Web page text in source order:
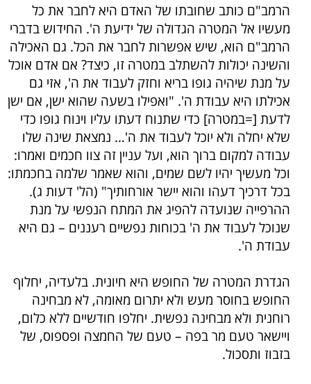
הרמב"ם כותב שחובתו של האדם היא לחבר את כל
מעשיו אל המטרה הגדולה של ידיעת ה'. החידוש בדברי
הרמב"ם הוא, שיש אפשרות לחבר את הכל. גם האכילה
והשינה יכולות להשתלב במטרה זו, כיצד? אם אדם אוכל
על מנת שיהיה גופו בריא וחזק לעבוד את ה', אזי גם
אכילתו היא עבודת ה'. "ואפילו בשעה שהוא ישן, אם ישן
לדעת [=במטרה] כדי שתנוח דעתו עליו וינוח גופו כדי
שלא יחלה ולא יוכל לעבוד את ה'… נמצאת שינה שלו
עבודה למקום ברוך הוא, ועל עניין זה צוו חכמים ואמרו:
וכל מעשיך יהיו לשם שמים, והוא שאמר שלמה בחכמתו:
בכל דרכיך דעהו והוא יישר אורחותיך" (הל' דעות ג).
ההרפייה שנועדה להפיג את המתח הנפשי על מנת
שנוכל לעבוד את ה' בכוחות נפשיים רעננים – גם היא
עבודת ה'.
הגדרת המטרה של החופש היא חיונית. בלעדיה, יחלוף
החופש בחוסר מעש ולא יתרום מאומה, לא מבחינה
רוחנית ולא מבחינה נפשית. יחלפו חודשיים ללא כלום,
ויישאר טעם מר בפה – טעם של החמצה ופספוס, של
בזבוז ותסכול.